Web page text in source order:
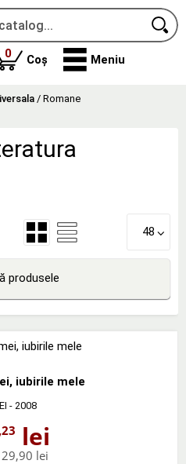
0produse
Coș Meniu
/ Romane
48
produsele
iubirile mele
- 2008
,23 lei
29,90 lei